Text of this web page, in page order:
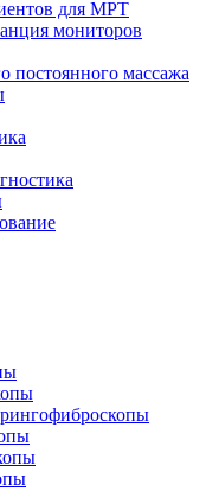
для МРТ
мониторов
постоянного массажа